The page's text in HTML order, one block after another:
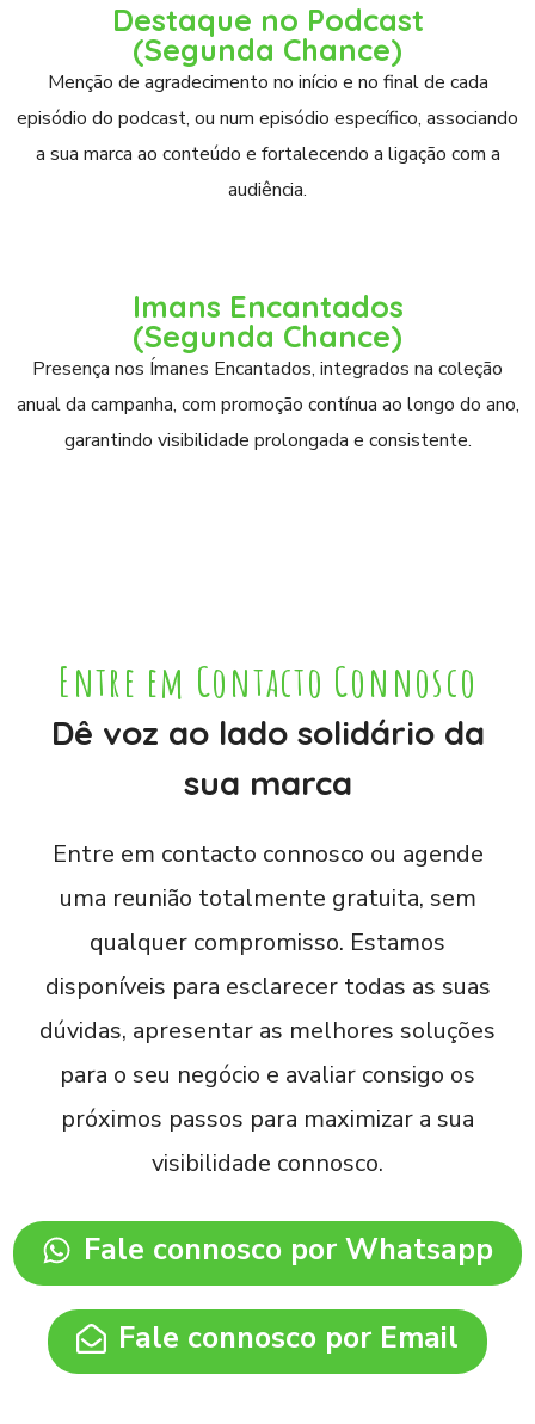
Destaque no Podcast
(Segunda Chance)
Menção de agradecimento no início e no final de cada
episódio do podcast, ou num episódio específico, associando
a sua marca ao conteúdo e fortalecendo a ligação com a
audiência.
Imans Encantados
(Segunda Chance)
Presença nos Ímanes Encantados, integrados na coleção
anual da campanha, com promoção contínua ao longo do ano,
garantindo visibilidade prolongada e consistente.
Entre em Contacto Connosco
Dê voz ao lado solidário da
sua marca
Entre em contacto connosco ou agende
uma reunião totalmente gratuita, sem
qualquer compromisso. Estamos
disponíveis para esclarecer todas as suas
dúvidas, apresentar as melhores soluções
para o seu negócio e avaliar consigo os
próximos passos para maximizar a sua
visibilidade connosco.
Fale connosco por Whatsapp
Fale connosco por Email